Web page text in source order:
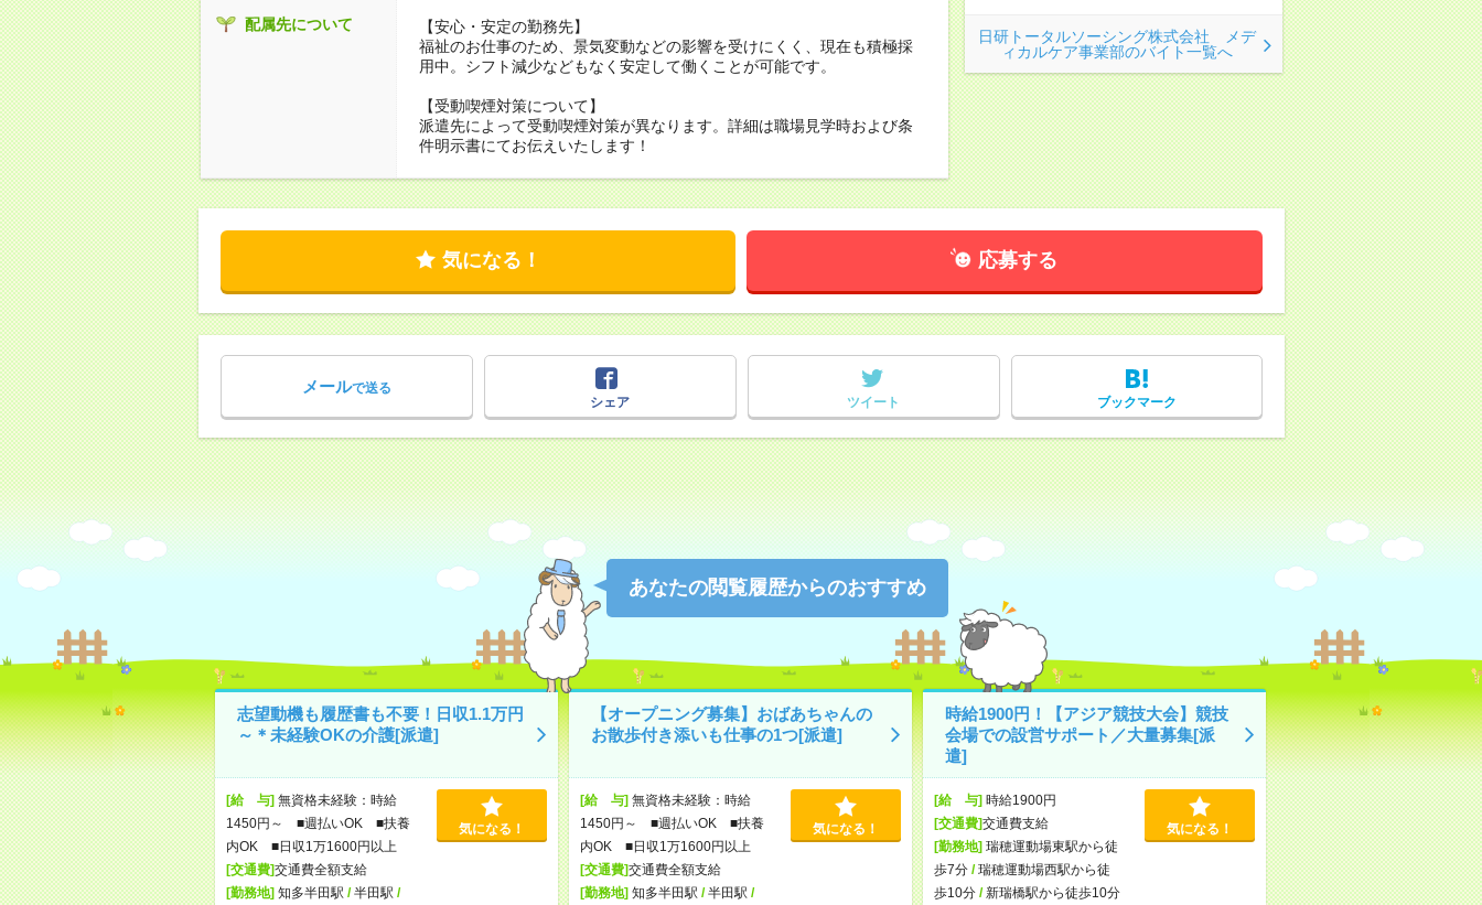
配属先について
【安心・安定の勤務先】
福祉のお仕事のため、景気変動などの影響を受けにくく、現在も積極採
用中。シフト減少などもなく安定して働くことが可能です。
【受動喫煙対策について】
派遣先によって受動喫煙対策が異なります。詳細は職場見学時および条
件明示書にてお伝えいたします！
日研トータルソーシング株式会社 メデ
ィカルケア事業部のバイト一覧へ
気になる！ 応募する
メールで送る
シェア
ツイート ブックマーク
あなたの閲覧履歴からのおすすめ
志望動機も履歴書も不要！日収1.1万円
～＊未経験OKの介護[派遣]
[給 与]無資格未経験：時給
1450円～ ■週払いOK ■扶養
内OK ■日収1万1600円以上
[交通費]交通費全額支給
[勤務地]知多半田駅 /半田駅 /
気になる！
【オープニング募集】おばあちゃんの
お散歩付き添いも仕事の1つ[派遣]
[給 与]無資格未経験：時給
1450円～ ■週払いOK ■扶養
内OK ■日収1万1600円以上
[交通費]交通費全額支給
[勤務地]知多半田駅 /半田駅 /
気になる！
時給1900円！【アジア競技大会】競技
会場での設営サポート／大量募集[派
遣]
[給 与]時給1900円
[交通費]交通費支給
[勤務地]瑞穂運動場東駅から徒
歩7分/瑞穂運動場西駅から徒
歩10分/新瑞橋駅から徒歩10分
気になる！